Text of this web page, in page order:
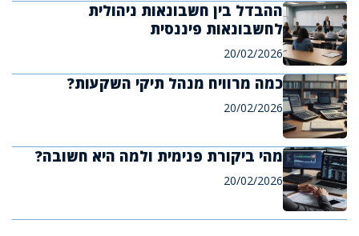
ההבדל בין חשבונאות ניהולית
לחשבונאות פיננסית
20/02/2026
כמה מרוויח מנהל תיקי השקעות?
20/02/2026
מהי ביקורת פנימית ולמה היא חשובה?
20/02/2026